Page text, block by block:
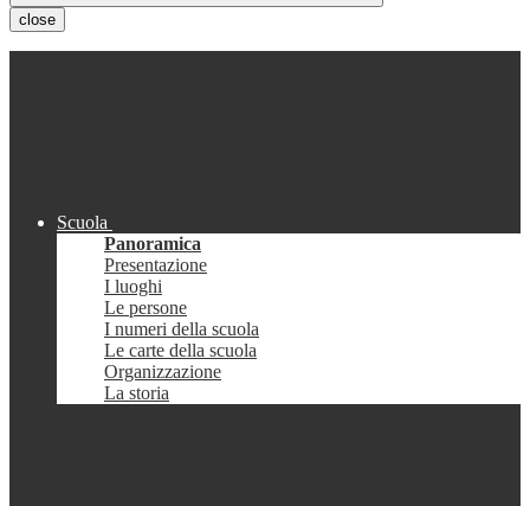
close
Scuola
Panoramica
Presentazione
I luoghi
Le persone
I numeri della scuola
Le carte della scuola
Organizzazione
La storia